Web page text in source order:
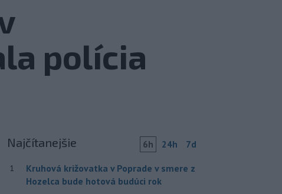
polícia
Najčítanejšie 6h 24h 7d
1
Kruhová križovatka v Poprade v smere z
Hozelca bude hotová budúci rok